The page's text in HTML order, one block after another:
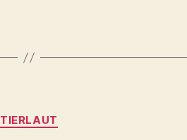
Kategorien
TIERLAUT